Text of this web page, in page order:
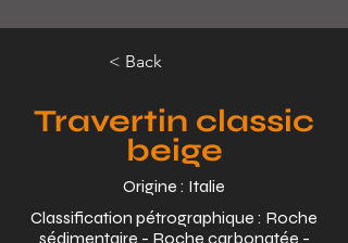
Leuvensesteenweg 526 / 1930 Zaventem
< Back
Travertin classic
beige
Origine : Italie
Classification pétrographique : Roche
sédimentaire - Roche carbonatée -